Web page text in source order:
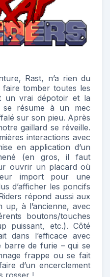
Rast, n’a rien du
tomber toutes les
un vrai dépotoir et la
se résume à un mec
sur son pieu. Après
gaillard se réveille.
interactions avec
en application d’un
(en gros, il faut
ouvrir un placard où
import pour une
d’afficher les poncifs
répond aussi aux
up, à l’ancienne, avec
boutons/touches
puissant, etc.). Côté
dans l’efficace avec
barre de furie – qui se
frappe ou se fait
d’un encerclement
rosser !